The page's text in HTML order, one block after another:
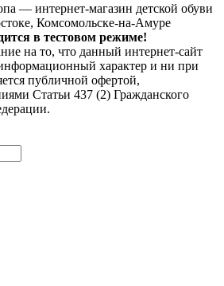
— интернет-магазин детской обуви
Комсомольске-на-Амуре
в тестовом режиме!
на то, что данный интернет-сайт
характер и ни при
публичной офертой,
Статьи 437 (2) Гражданского